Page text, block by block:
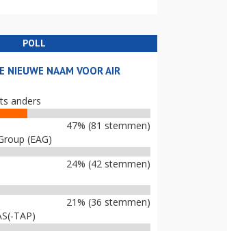
POLL
NIEUWE NAAM VOOR AIR
anders
47% (81 stemmen)
(EAG)
24% (42 stemmen)
21% (36 stemmen)
TAP)